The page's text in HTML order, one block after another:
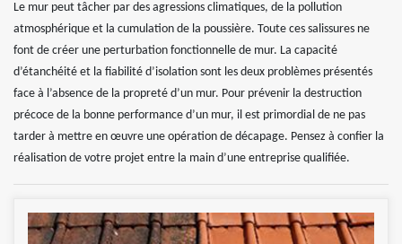
Le mur peut tâcher par des agressions climatiques, de la pollution
atmosphérique et la cumulation de la poussière. Toute ces salissures ne
font de créer une perturbation fonctionnelle de mur. La capacité
d’étanchéité et la fiabilité d’isolation sont les deux problèmes présentés
face à l’absence de la propreté d’un mur. Pour prévenir la destruction
précoce de la bonne performance d’un mur, il est primordial de ne pas
tarder à mettre en œuvre une opération de décapage. Pensez à confier la
réalisation de votre projet entre la main d’une entreprise qualifiée.